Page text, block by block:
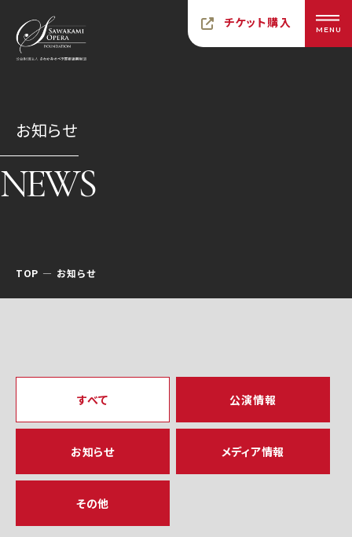
チケット購入 MENU
お知らせ
NEWS
TOP お知らせ
すべて 公演情報
お知らせ メディア情報
その他